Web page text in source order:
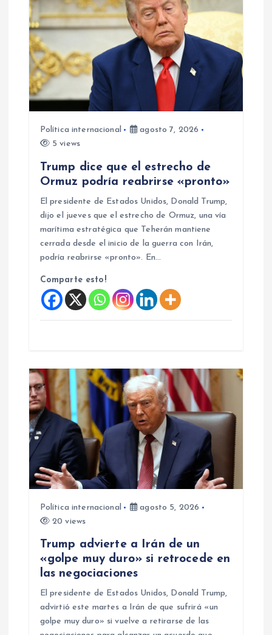
ó
n
d
e
Política internacional
agosto 7, 2026
5 views
Trump dice que el estrecho de
Ormuz podría reabrirse «pronto»
El presidente de Estados Unidos, Donald Trump,
dijo el jueves que el estrecho de Ormuz, una vía
marítima estratégica que Teherán mantiene
cerrada desde el inicio de la guerra con Irán,
podría reabrirse «pronto». En…
Comparte esto!
Política internacional
agosto 5, 2026
20 views
Trump advierte a Irán de un
«golpe muy duro» si retrocede en
las negociaciones
El presidente de Estados Unidos, Donald Trump,
advirtió este martes a Irán de que sufrirá «un
golpe muy duro» si vuelve a retirarse de las